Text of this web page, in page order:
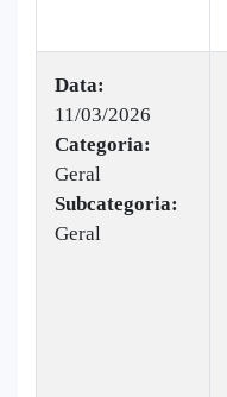
Data:
11/03/2026
Categoria:
Geral
Subcategoria:
Geral